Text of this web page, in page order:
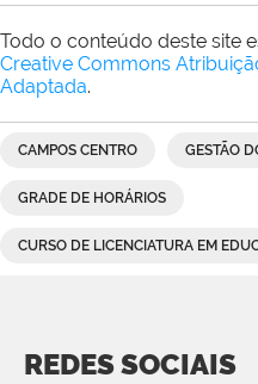
Todo o conteúdo deste site
Creative Commons
Adaptada.
CAMPOS CENTRO GESTÃO
GRADE DE HORÁRIOS
CURSO DE LICENCIATURA EM
REDES SOCIAIS